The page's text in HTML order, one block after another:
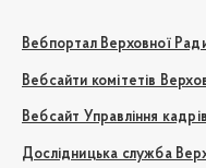
Вебпортал Верховної
Вебсайти комітетів
Вебсайт Управління
Дослідницька служба